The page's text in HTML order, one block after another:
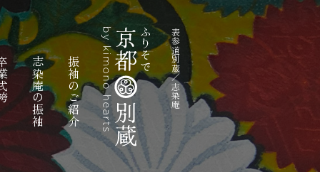
表参道別蔵／志染庵
振袖のご紹介
志染庵の振袖
袴